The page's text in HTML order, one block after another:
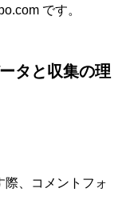
です。
タと収集の理
際、コメントフォ